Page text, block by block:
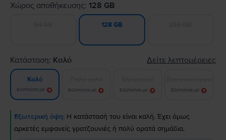
Χώρος αποθήκευσης: 128 GB
128 GB
Κατάσταση: Καλό Δείτε λεπτομέρειες
Καλό
Ειδοποίησε με! Ειδοποίησε με! Ειδοποίησε με! Ειδοποίησε με!
Εξωτερική όψη: Η κατάστασή του είναι καλή. Έχει όμως
αρκετές εμφανείς γρατζουνιές ή πολύ ορατά σημάδια.